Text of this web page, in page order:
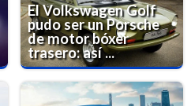
El Volkswagen Golf
pudo ser un Porsche
de motor bóxer
trasero: así ...